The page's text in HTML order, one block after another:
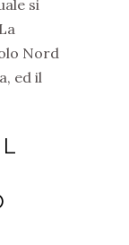
si
Nord
ed il